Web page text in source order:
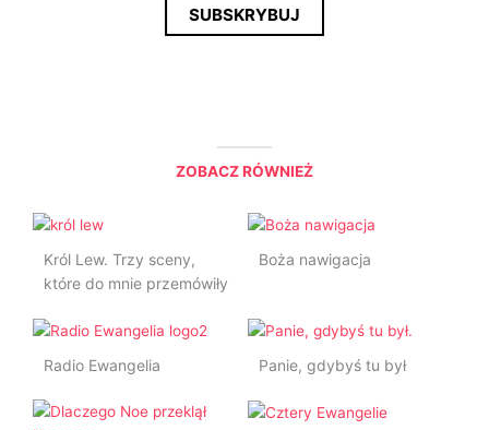
SUBSKRYBUJ
ZOBACZ RÓWNIEŻ
Król Lew. Trzy sceny,
które do mnie przemówiły
Boża nawigacja
Radio Ewangelia Panie, gdybyś tu był